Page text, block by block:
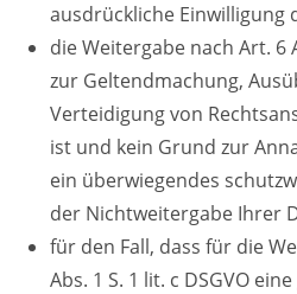
ausdrückliche Einwilligung
die Weitergabe nach Art. 6
zur Geltendmachung,
Verteidigung von
ist und kein Grund zur
ein überwiegendes
der Nichtweitergabe Ihrer
für den Fall, dass für die
Abs. 1 S. 1 lit. c DSGVO